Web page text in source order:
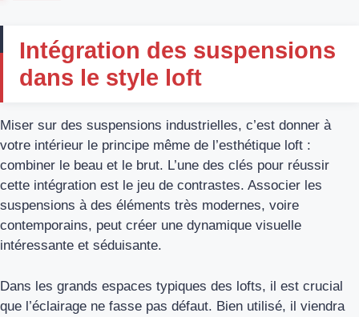
Intégration des suspensions
dans le style loft
Miser sur des suspensions industrielles, c’est donner à
votre intérieur le principe même de l’esthétique loft :
combiner le beau et le brut. L’une des clés pour réussir
cette intégration est le jeu de contrastes. Associer les
suspensions à des éléments très modernes, voire
contemporains, peut créer une dynamique visuelle
intéressante et séduisante.
Dans les grands espaces typiques des lofts, il est crucial
que l’éclairage ne fasse pas défaut. Bien utilisé, il viendra